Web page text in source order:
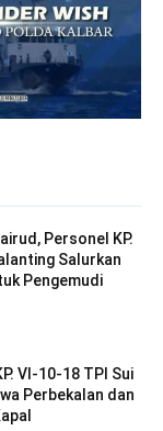
Personel KP.
Salurkan
Pengemudi
VI-10-18 TPI Sui
Perbekalan dan